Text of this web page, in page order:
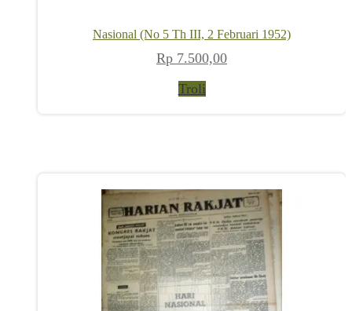
Nasional (No 5 Th III, 2 Februari 1952)
Rp 7.500,00
Troli